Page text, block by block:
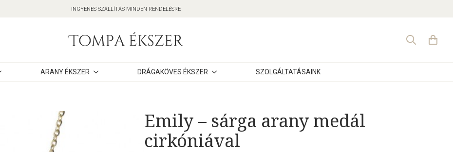
INGYENES SZÁLLÍTÁS MINDEN RENDELÉSRE
ARANY ÉKSZER DRÁGAKÖVES ÉKSZER SZOLGÁLTATÁSAINK
Emily – sárga arany medál
cirkóniával